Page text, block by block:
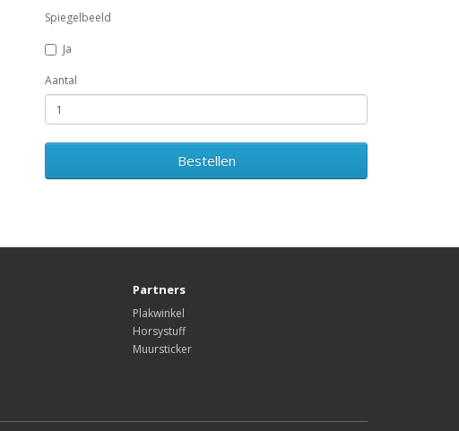
Spiegelbeeld
Ja
Aantal
Bestellen
Partners
Plakwinkel
Horsystuff
Muursticker